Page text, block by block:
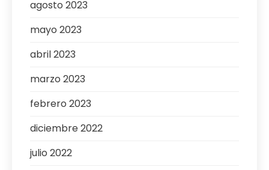
agosto 2023
mayo 2023
abril 2023
marzo 2023
febrero 2023
diciembre 2022
julio 2022